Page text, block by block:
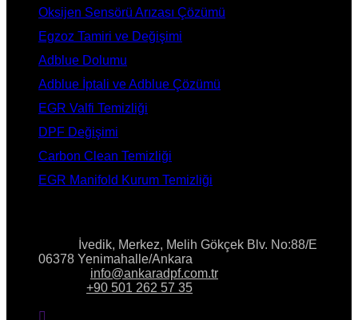
Oksijen Sensörü Arızası Çözümü
Egzoz Tamiri ve Değişimi
Adblue Dolumu
Adblue İptali ve Adblue Çözümü
EGR Valfi Temizliği
DPF Değişimi
Carbon Clean Temizliği
EGR Manifold Kurum Temizliği
İvedik, Merkez, Melih Gökçek Blv. No:88/E
06378 Yenimahalle/Ankara
info@ankaradpf.com.tr
+90 501 262 57 35